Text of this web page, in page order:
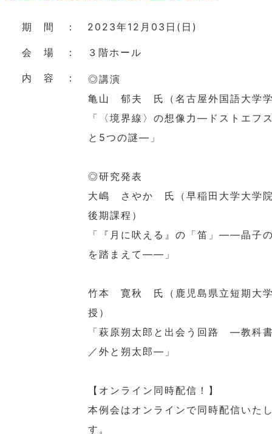
期 間 ： 2023年12月03日(日)
会 場 ： ３階ホール
内 容 ：
◎講演
亀山 郁夫 氏（名古屋外国語大学
「〈境界線〉の想像力―ドストエフ
と5つの謎―」
◎研究発表
大嶋 さやか 氏（早稲田大学大学
後期課程）
「『月に吠える』の「笛」——晶子
を踏まえて――」
竹本 寛秋 氏（鹿児島県立短期大
授）
「萩原朔太郎と出会う回路 —教科
／外と朔太郎―」
【オンライン同時配信！】
本例会はオンラインで同時配信いた
す。